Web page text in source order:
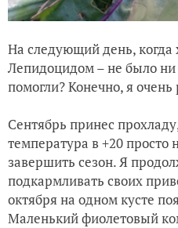
На следующий день, когда
Лепидоцидом – не было
помогли? Конечно, я очень
Сентябрь принес
температура в +20 просто
завершить сезон. Я
подкармливать своих
октября на одном кусте
Маленький фиолетовый